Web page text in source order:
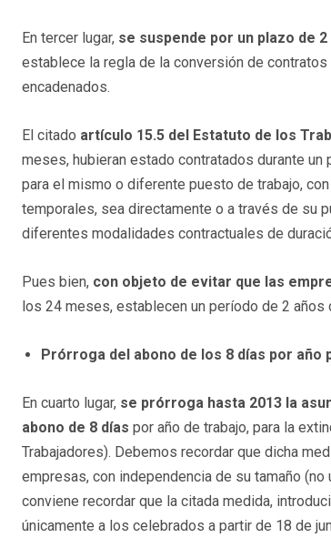
En tercer lugar, se suspende por un plazo de
establece la regla de la conversión de
encadenados.
El citado artículo 15.5 del Estatuto de los
meses, hubieran estado contratados durante
para el mismo o diferente puesto de trabajo,
temporales, sea directamente o a través de su
diferentes modalidades contractuales de
Pues bien, con objeto de evitar que las
los 24 meses, establecen un período de 2
Prórroga del abono de los 8 días por año
En cuarto lugar, se prórroga hasta 2013 la
abono de 8 días por año de trabajo, para la
Trabajadores). Debemos recordar que dicha
empresas, con independencia de su tamaño
conviene recordar que la citada medida,
únicamente a los celebrados a partir de 18 de